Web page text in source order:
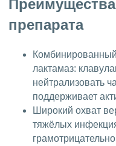
препарата
лактамаз:
нейтрализовать
поддерживает
Широкий охват
тяжёлых